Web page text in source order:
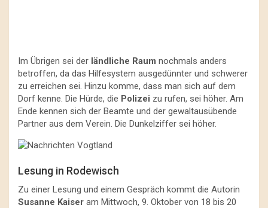
Im Übrigen sei der ländliche Raum nochmals anders
betroffen, da das Hilfesystem ausgedünnter und schwerer
zu erreichen sei. Hinzu komme, dass man sich auf dem
Dorf kenne. Die Hürde, die Polizei zu rufen, sei höher. Am
Ende kennen sich der Beamte und der gewaltausübende
Partner aus dem Verein. Die Dunkelziffer sei höher.
Lesung in Rodewisch
Zu einer Lesung und einem Gespräch kommt die Autorin
Susanne Kaiser am Mittwoch, 9. Oktober von 18 bis 20